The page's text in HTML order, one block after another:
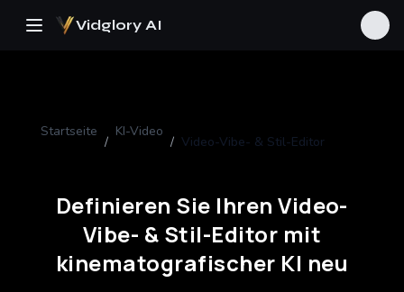
Vidglory AI
Startseite
/
KI-Video
/ Video-Vibe- & Stil-Editor
Definieren Sie Ihren Video-
Vibe- & Stil-Editor mit
kinematografischer KI neu